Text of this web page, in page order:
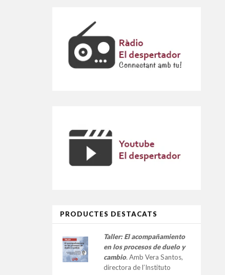
PRODUCTES DESTACATS
Taller: El acompañamiento
en los procesos de duelo y
cambio. Amb Vera Santos,
directora de l’Instituto